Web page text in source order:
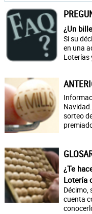
¿Un
Si su
en una
Loterías
sorteo
¿Te
Lotería
Décimo,
cuenta